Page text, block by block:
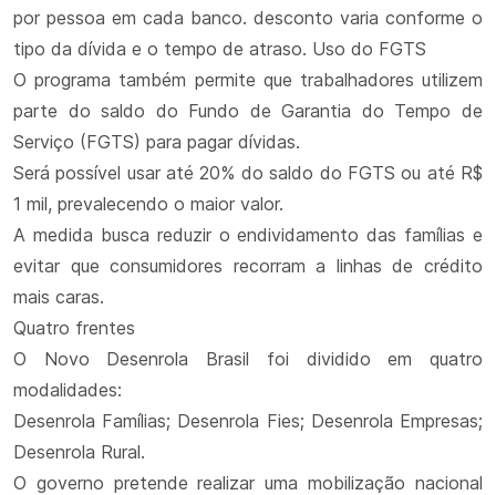
por pessoa em cada banco. desconto varia conforme o
tipo da dívida e o tempo de atraso. Uso do FGTS
O programa também permite que trabalhadores utilizem
parte do saldo do Fundo de Garantia do Tempo de
Serviço (FGTS) para pagar dívidas.
Será possível usar até 20% do saldo do FGTS ou até R$
1 mil, prevalecendo o maior valor.
A medida busca reduzir o endividamento das famílias e
evitar que consumidores recorram a linhas de crédito
mais caras.
Quatro frentes
O Novo Desenrola Brasil foi dividido em quatro
modalidades:
Desenrola Famílias; Desenrola Fies; Desenrola Empresas;
Desenrola Rural.
O governo pretende realizar uma mobilização nacional